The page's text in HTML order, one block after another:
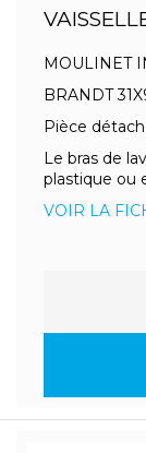
MOULINET
BRANDT
Pièce
Le bras de
plastique ou
VOIR LA